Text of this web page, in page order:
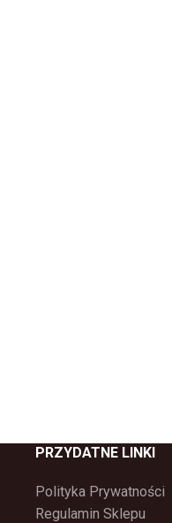
PRZYDATNE LINKI
Polityka Prywatności
Regulamin Sklepu